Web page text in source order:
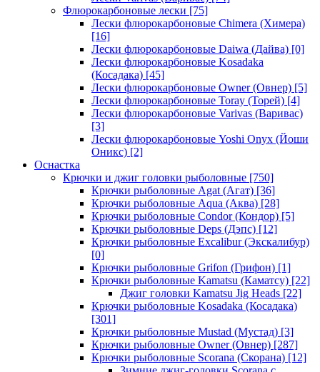
Флюрокарбоновые лески [75]
Лески флюрокарбоновые Chimera (Химера)
[16]
Лески флюрокарбоновые Daiwa (Дайва) [0]
Лески флюрокарбоновые Kosadaka
(Косадака) [45]
Лески флюрокарбоновые Owner (Овнер) [5]
Лески флюрокарбоновые Toray (Торей) [4]
Лески флюрокарбоновые Varivas (Варивас)
[3]
Лески флюрокарбоновые Yoshi Onyx (Йоши
Оникс) [2]
Оснастка
Крючки и джиг головки рыболовные [750]
Крючки рыболовные Agat (Агат) [36]
Крючки рыболовные Aqua (Аква) [28]
Крючки рыболовные Condor (Кондор) [5]
Крючки рыболовные Deps (Дэпс) [12]
Крючки рыболовные Excalibur (Экскалибур)
[0]
Крючки рыболовные Grifon (Грифон) [1]
Крючки рыболовные Kamatsu (Каматсу) [22]
Джиг головки Kamatsu Jig Heads [22]
Крючки рыболовные Kosadaka (Косадака)
[301]
Крючки рыболовные Mustad (Мустад) [3]
Крючки рыболовные Owner (Овнер) [287]
Крючки рыболовные Scorana (Скорана) [12]